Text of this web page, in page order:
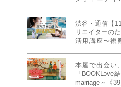
MILLENNIUM
カ最高峰大学
渋谷・通信【
リエイターの
活用講座〜複
成ラボPresents
本屋で出会い
「BOOKLove
marriage～《